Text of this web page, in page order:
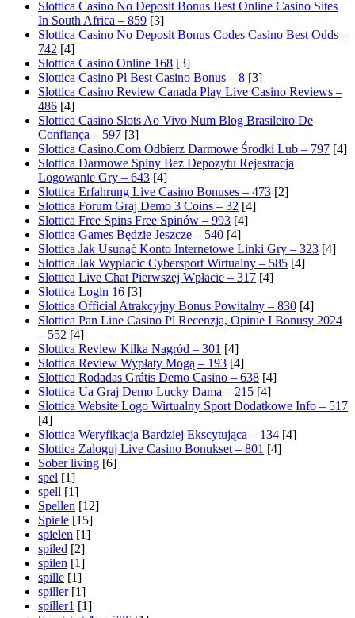
Slottica Casino No Deposit Bonus Best Online Casino Sites
In South Africa – 859 [3]
Slottica Casino No Deposit Bonus Codes Casino Best Odds –
742 [4]
Slottica Casino Online 168 [3]
Slottica Casino Pl Best Casino Bonus – 8 [3]
Slottica Casino Review Canada Play Live Casino Reviews –
486 [4]
Slottica Casino Slots Ao Vivo Num Blog Brasileiro De
Confiança – 597 [3]
Slottica Casino.Com Odbierz Darmowe Środki Lub – 797 [4]
Slottica Darmowe Spiny Bez Depozytu Rejestracja
Logowanie Gry – 643 [4]
Slottica Erfahrung Live Casino Bonuses – 473 [2]
Slottica Forum Graj Demo 3 Coins – 32 [4]
Slottica Free Spins Free Spinów – 993 [4]
Slottica Games Będzie Jeszcze – 540 [4]
Slottica Jak Usunąć Konto Internetowe Linki Gry – 323 [4]
Slottica Jak Wyplacic Cybersport Wirtualny – 585 [4]
Slottica Live Chat Pierwszej Wpłacie – 317 [4]
Slottica Login 16 [3]
Slottica Official Atrakcyjny Bonus Powitalny – 830 [4]
Slottica Pan Line Casino Pl Recenzja, Opinie I Bonusy 2024
– 552 [4]
Slottica Review Kilka Nagród – 301 [4]
Slottica Review Wypłaty Mogą – 193 [4]
Slottica Rodadas Grátis Demo Casino – 638 [4]
Slottica Ua Graj Demo Lucky Dama – 215 [4]
Slottica Website Logo Wirtualny Sport Dodatkowe Info – 517
[4]
Slottica Weryfikacja Bardziej Ekscytująca – 134 [4]
Slottica Zaloguj Live Casino Bonukset – 801 [4]
Sober living [6]
spel [1]
spell [1]
Spellen [12]
Spiele [15]
spielen [1]
spiled [2]
spilen [1]
spille [1]
spiller [1]
spiller1 [1]